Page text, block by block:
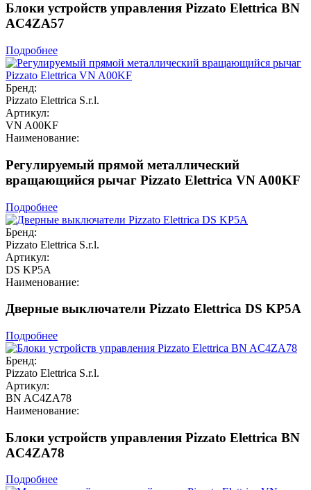
Блоки устройств управления Pizzato Elettrica BN
AC4ZA57
Подробнее
Бренд:
Pizzato Elettrica S.r.l.
Артикул:
VN A00KF
Наименование:
Регулируемый прямой металлический
вращающийся рычаг Pizzato Elettrica VN A00KF
Подробнее
Бренд:
Pizzato Elettrica S.r.l.
Артикул:
DS KP5A
Наименование:
Дверные выключатели Pizzato Elettrica DS KP5A
Подробнее
Бренд:
Pizzato Elettrica S.r.l.
Артикул:
BN AC4ZA78
Наименование:
Блоки устройств управления Pizzato Elettrica BN
AC4ZA78
Подробнее